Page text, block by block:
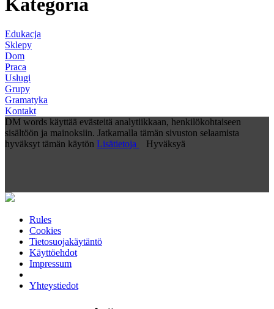
Edukacja
Sklepy
Dom
Praca
Usługi
Grupy
Gramatyka
Kontakt
DM words käyttää evästeitä analytiikkaan, henkilökohtaiseen
sisältöön ja mainoksiin. Jatkamalla tämän sivuston selaamista
hyväksyt tämän käytön Lisätietoja Hyväksyä
Rules
Cookies
Tietosuojakäytäntö
Käyttöehdot
Impressum
Yhteystiedot